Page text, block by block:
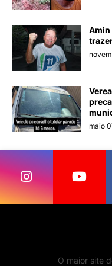
Amin
maio
O maior site